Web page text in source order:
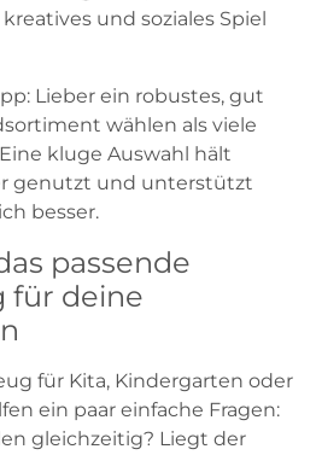
und soziales Spiel
Lieber ein robustes, gut
wählen als viele
kluge Auswahl hält
genutzt und unterstützt
besser.
passende
für deine
für Kita, Kindergarten oder
ein paar einfache Fragen:
gleichzeitig? Liegt der